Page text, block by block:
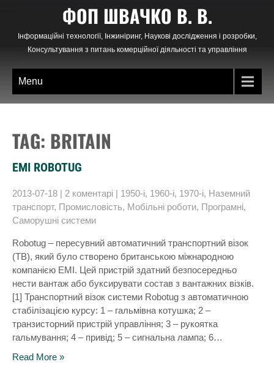
content
ФОП ШВАЧКО В. В.
Інформаційні технології, Інжиніринг, Наукові дослідження і розробки,
Консультування з питань комерційної діяльності та управління
Menu
TAG: BRITAIN
EMI ROBOTUG
2013-07-18 | 2 коментарі | 1950-і, 1960-і, 1970-і, Наземний
транспорт, Промисловість, Мобільні роботи, Програмні,
Саморушні системи
Robotug – пересувний автоматичний транспортний візок
(ТВ), який було створено британською міжнародною
компанією EMI. Цей пристрій здатний безпосередньо
нести вантаж або буксирувати состав з вантажних візків.
[1] Транспортний візок системи Robotug з автоматичною
стабілізацією курсу: 1 – гальмівна котушка; 2 –
транзисторний пристрій управління; 3 – рукоятка
гальмування; 4 – привід; 5 – сигнальна лампа; 6…
Read More »